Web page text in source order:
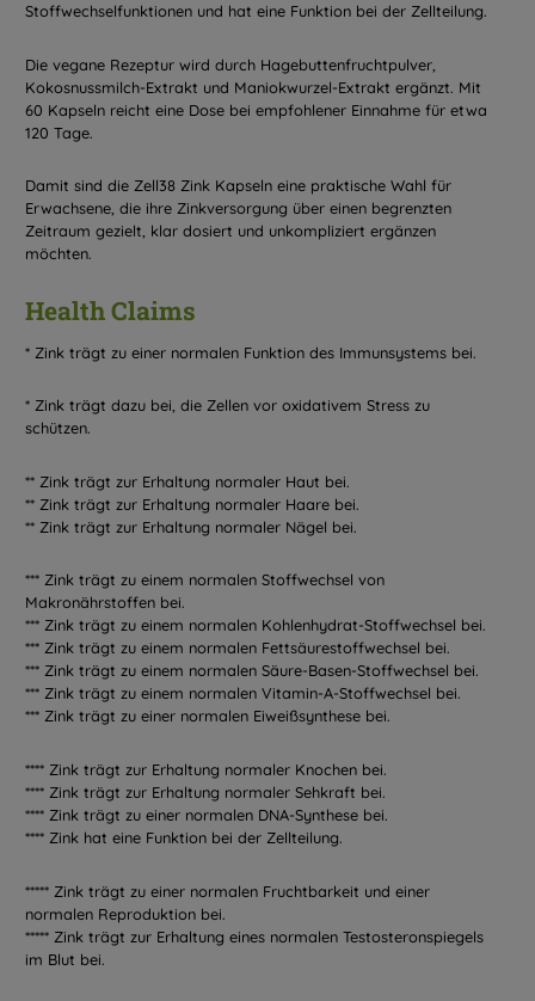
Stoffwechselfunktionen und hat eine Funktion bei der Zellteilung.
Die vegane Rezeptur wird durch Hagebuttenfruchtpulver,
Kokosnussmilch-Extrakt und Maniokwurzel-Extrakt ergänzt. Mit
60 Kapseln reicht eine Dose bei empfohlener Einnahme für etwa
120 Tage.
Damit sind die Zell38 Zink Kapseln eine praktische Wahl für
Erwachsene, die ihre Zinkversorgung über einen begrenzten
Zeitraum gezielt, klar dosiert und unkompliziert ergänzen
möchten.
Health Claims
* Zink trägt zu einer normalen Funktion des Immunsystems bei.
* Zink trägt dazu bei, die Zellen vor oxidativem Stress zu
schützen.
** Zink trägt zur Erhaltung normaler Haut bei.
** Zink trägt zur Erhaltung normaler Haare bei.
** Zink trägt zur Erhaltung normaler Nägel bei.
*** Zink trägt zu einem normalen Stoffwechsel von
Makronährstoffen bei.
*** Zink trägt zu einem normalen Kohlenhydrat-Stoffwechsel bei.
*** Zink trägt zu einem normalen Fettsäurestoffwechsel bei.
*** Zink trägt zu einem normalen Säure-Basen-Stoffwechsel bei.
*** Zink trägt zu einem normalen Vitamin-A-Stoffwechsel bei.
*** Zink trägt zu einer normalen Eiweißsynthese bei.
**** Zink trägt zur Erhaltung normaler Knochen bei.
**** Zink trägt zur Erhaltung normaler Sehkraft bei.
**** Zink trägt zu einer normalen DNA-Synthese bei.
**** Zink hat eine Funktion bei der Zellteilung.
***** Zink trägt zu einer normalen Fruchtbarkeit und einer
normalen Reproduktion bei.
***** Zink trägt zur Erhaltung eines normalen Testosteronspiegels
im Blut bei.